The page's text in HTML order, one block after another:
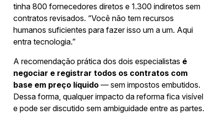
tinha 800 fornecedores diretos e 1.300 indiretos sem
contratos revisados. “Você não tem recursos
humanos suficientes para fazer isso um a um. Aqui
entra tecnologia.”
A recomendação prática dos dois especialistas é
negociar e registrar todos os contratos com
base em preço líquido — sem impostos embutidos.
Dessa forma, qualquer impacto da reforma fica visível
e pode ser discutido sem ambiguidade entre as partes.